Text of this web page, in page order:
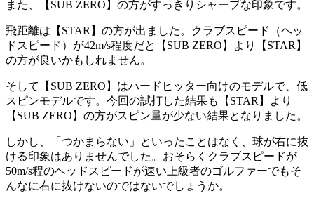
また、【SUB ZERO】の方がすっきりシャープな印象です。
飛距離は【STAR】の方が出ました。クラブスピード（ヘッ
ドスピード）が42m/s程度だと【SUB ZERO】より【STAR】
の方が良いかもしれません。
そして【SUB ZERO】はハードヒッター向けのモデルで、低
スピンモデルです。今回の試打した結果も【STAR】より
【SUB ZERO】の方がスピン量が少ない結果となりました。
しかし、「つかまらない」といったことはなく、球が右に抜
ける印象はありませんでした。おそらくクラブスピードが
50m/s程のヘッドスピードが速い上級者のゴルファーでもそ
んなに右に抜けないのではないでしょうか。